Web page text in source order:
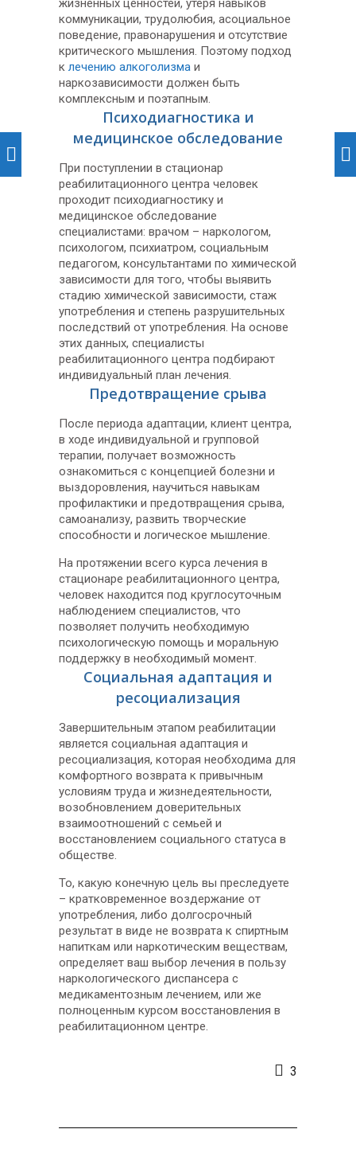
жизненных ценностей, утеря навыков
коммуникации, трудолюбия, асоциальное
поведение, правонарушения и отсутствие
критического мышления. Поэтому подход
к лечению алкоголизма и
наркозависимости должен быть
комплексным и поэтапным.
Психодиагностика и
медицинское обследование
При поступлении в стационар
реабилитационного центра человек
проходит психодиагностику и
медицинское обследование
специалистами: врачом – наркологом,
психологом, психиатром, социальным
педагогом, консультантами по химической
зависимости для того, чтобы выявить
стадию химической зависимости, стаж
употребления и степень разрушительных
последствий от употребления. На основе
этих данных, специалисты
реабилитационного центра подбирают
индивидуальный план лечения.
Предотвращение срыва
После периода адаптации, клиент центра,
в ходе индивидуальной и групповой
терапии, получает возможность
ознакомиться с концепцией болезни и
выздоровления, научиться навыкам
профилактики и предотвращения срыва,
самоанализу, развить творческие
способности и логическое мышление.
На протяжении всего курса лечения в
стационаре реабилитационного центра,
человек находится под круглосуточным
наблюдением специалистов, что
позволяет получить необходимую
психологическую помощь и моральную
поддержку в необходимый момент.
Социальная адаптация и
ресоциализация
Завершительным этапом реабилитации
является социальная адаптация и
ресоциализация, которая необходима для
комфортного возврата к привычным
условиям труда и жизнедеятельности,
возобновлением доверительных
взаимоотношений с семьей и
восстановлением социального статуса в
обществе.
То, какую конечную цель вы преследуете
– кратковременное воздержание от
употребления, либо долгосрочный
результат в виде не возврата к спиртным
напиткам или наркотическим веществам,
определяет ваш выбор лечения в пользу
наркологического диспансера с
медикаментозным лечением, или же
полноценным курсом восстановления в
реабилитационном центре.
3